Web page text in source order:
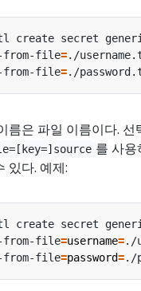
create secret
from-file
=./
from-file
=
름은 파일 이름이다. 선
를 사
있다. 예제:
create secret
from-file
=username=./
from-file
=password=